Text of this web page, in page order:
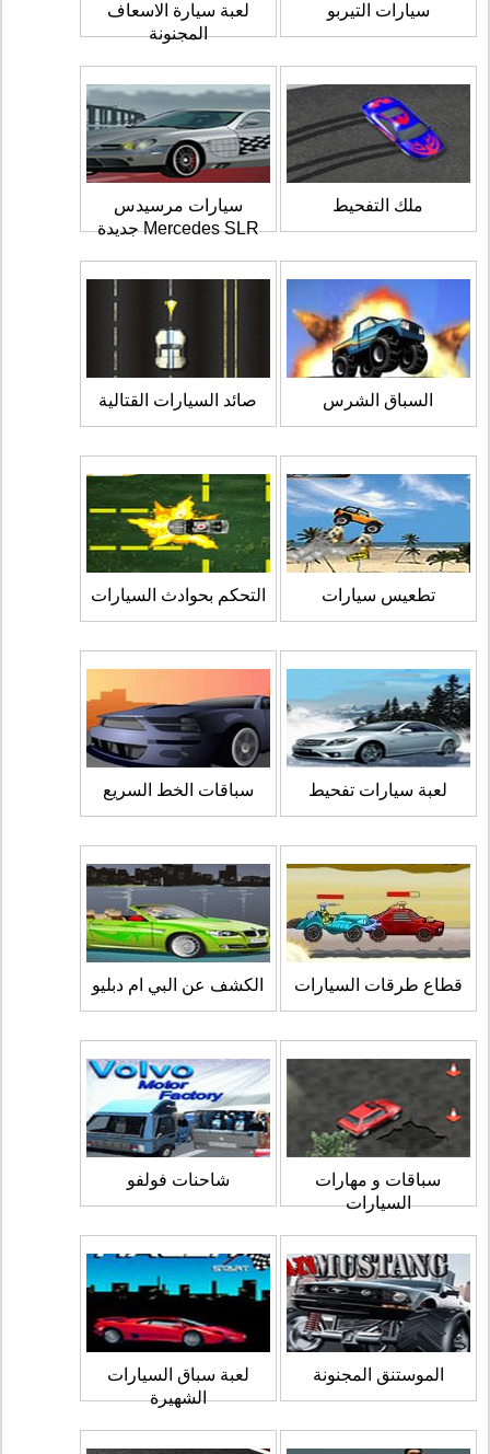
سيارات التيربو
لعبة سيارة الاسعاف
المجنونة
ملك التفحيط
سيارات مرسيدس
Mercedes SLR جديدة
السباق الشرس صائد السيارات القتالية
تطعيس سيارات التحكم بحوادث السيارات
لعبة سيارات تفحيط سباقات الخط السريع
قطاع طرقات السيارات الكشف عن البي ام دبليو
سباقات و مهارات
السيارات
شاحنات فولفو
الموستنق المجنونة
لعبة سباق السيارات
الشهيرة